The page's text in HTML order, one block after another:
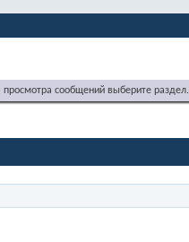
просмотра сообщений выберите раздел.